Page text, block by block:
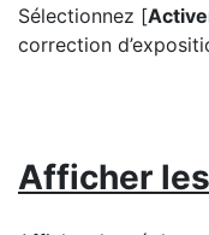
Sélectionnez [
correction
Afficher